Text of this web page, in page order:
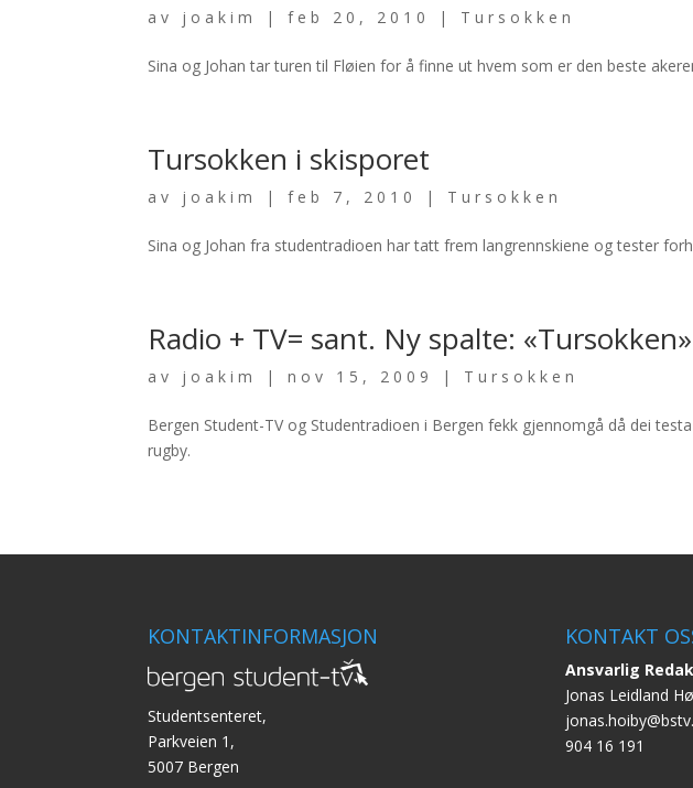
av joakim |feb 20, 2010 | Tursokken
Sina og Johan tar turen til Fløien for å finne ut hvem som er den beste
Tursokken i skisporet
av joakim |feb 7, 2010 | Tursokken
Sina og Johan fra studentradioen har tatt frem langrennskiene og tester
Radio + TV= sant. Ny spalte: «Tursokken»
av joakim |nov 15, 2009 | Tursokken
Bergen Student-TV og Studentradioen i Bergen fekk gjennomgå då dei
rugby.
KONTAKTINFORMASJON
Studentsenteret,
Parkveien 1,
5007 Bergen
KONTAKT
Ansvarlig
Jonas Leidland
904 16 191